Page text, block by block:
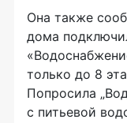
Она также
дома
только до 8
Попросила
с питьевой